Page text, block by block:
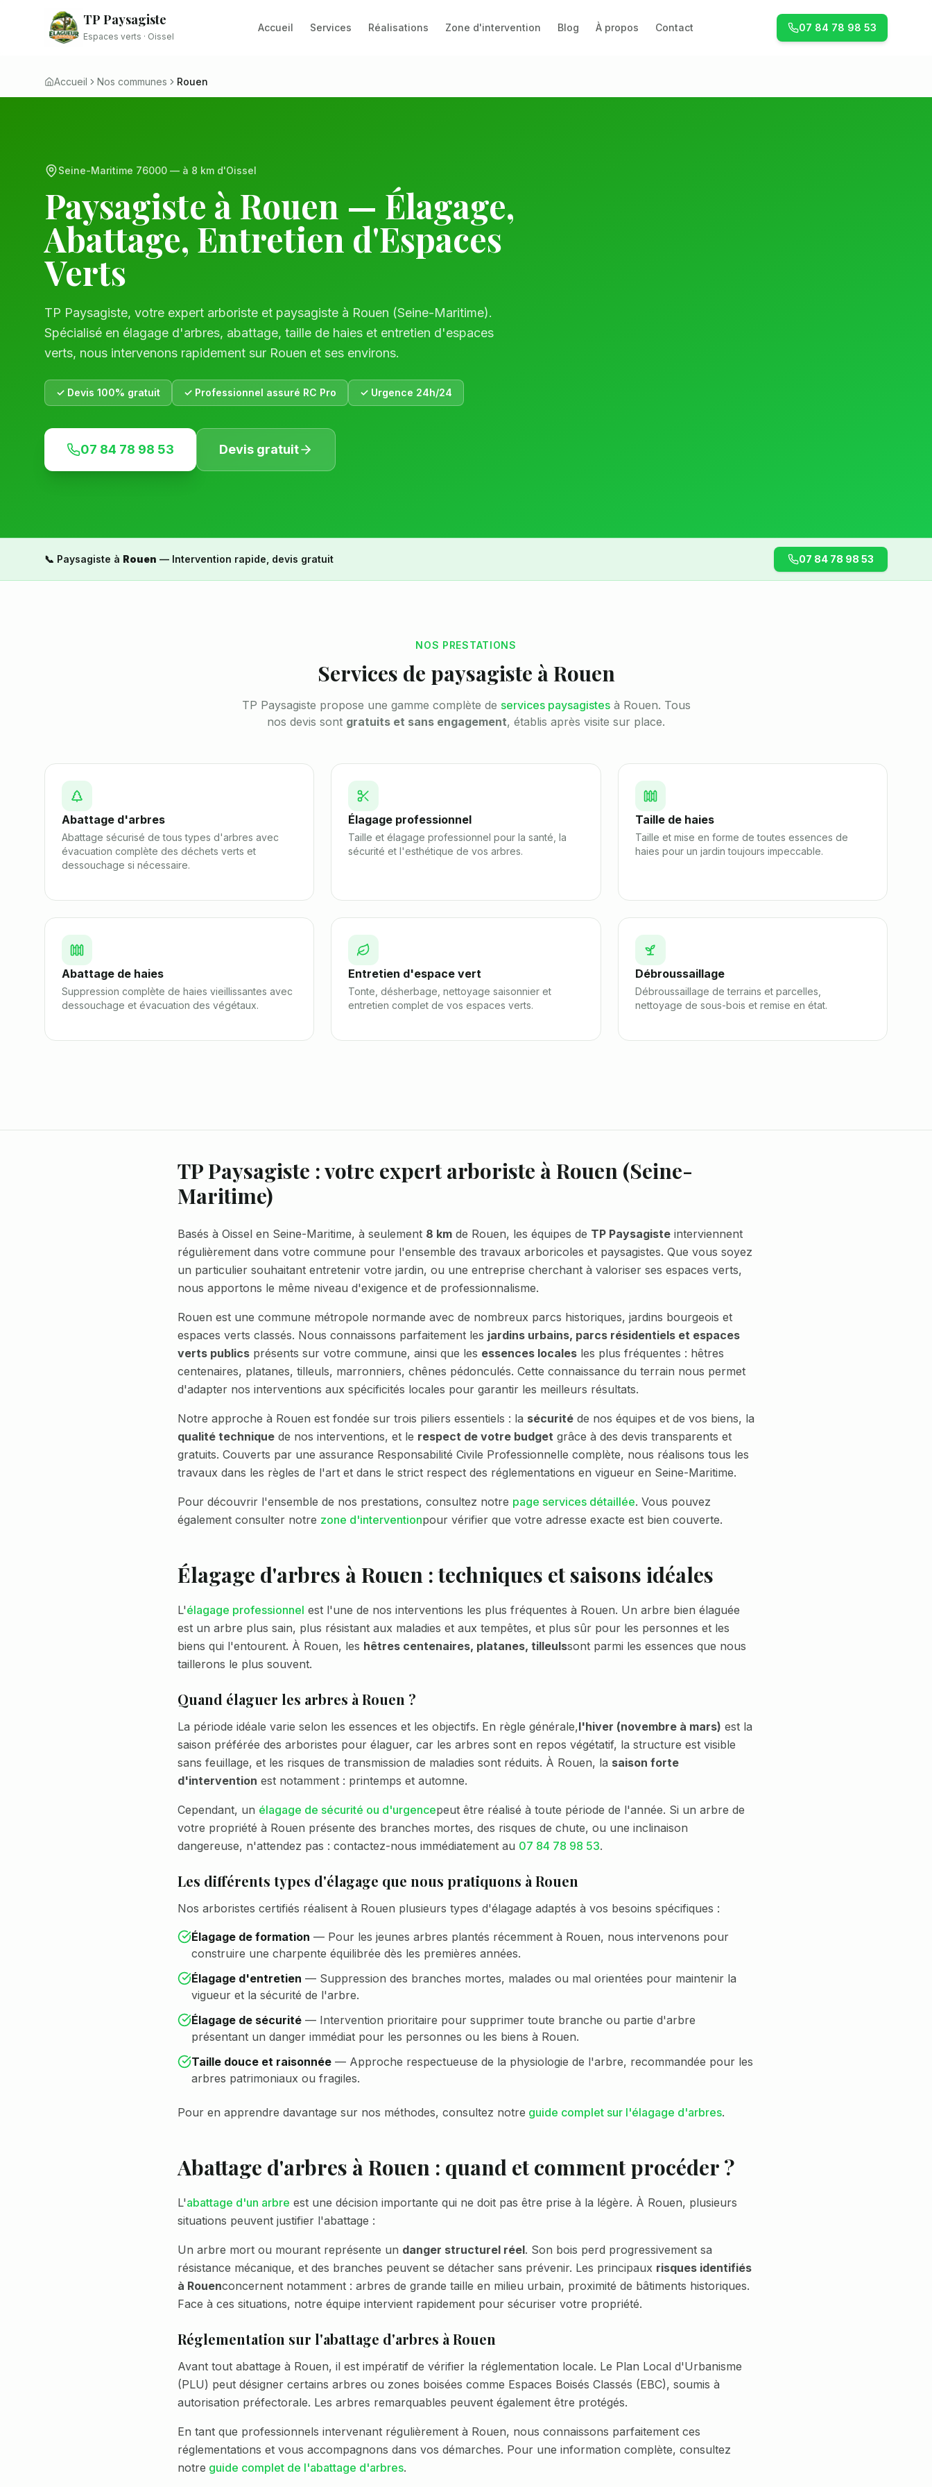
TP Paysagiste
Espaces verts · Oissel
Accueil Services Réalisations Zone d'intervention Blog À propos Contact 07 84 78 98 53
Accueil Nos communes Rouen
Seine-Maritime 76000 — à 8 km d'Oissel
Paysagiste à Rouen — Élagage,
Abattage, Entretien d'Espaces
Verts
TP Paysagiste, votre expert arboriste et paysagiste à Rouen (Seine-Maritime).
Spécialisé en élagage d'arbres, abattage, taille de haies et entretien d'espaces
verts, nous intervenons rapidement sur Rouen et ses environs.
✓ Devis 100% gratuit ✓ Professionnel assuré RC Pro ✓ Urgence 24h/24
07 84 78 98 53 Devis gratuit
📞 Paysagiste à Rouen — Intervention rapide, devis gratuit 07 84 78 98 53
NOS PRESTATIONS
Services de paysagiste àRouen
TP Paysagiste propose une gamme complète de services paysagistesà Rouen. Tous
nos devis sont gratuits et sans engagement, établis après visite sur place.
Abattage d'arbres
Abattage sécurisé de tous types d'arbres avec
évacuation complète des déchets verts et
dessouchage si nécessaire.
Élagage professionnel
Taille et élagage professionnel pour la santé, la
sécurité et l'esthétique de vos arbres.
Taille de haies
Taille et mise en forme de toutes essences de
haies pour un jardin toujours impeccable.
Abattage de haies
Suppression complète de haies vieillissantes avec
dessouchage et évacuation des végétaux.
Entretien d'espace vert
Tonte, désherbage, nettoyage saisonnier et
entretien complet de vos espaces verts.
Débroussaillage
Débroussaillage de terrains et parcelles,
nettoyage de sous-bois et remise en état.
TP Paysagiste : votre expert arboriste àRouen (Seine-
Maritime)
Basés à Oissel en Seine-Maritime, à seulement 8 km de Rouen, les équipes de TP Paysagiste interviennent
régulièrement dans votre commune pour l'ensemble des travaux arboricoles et paysagistes. Que vous soyez
un particulier souhaitant entretenir votre jardin, ou une entreprise cherchant à valoriser ses espaces verts,
nous apportons le même niveau d'exigence et de professionnalisme.
Rouen est une commune métropole normande avec de nombreux parcs historiques, jardins bourgeois et
espaces verts classés. Nous connaissons parfaitement les jardins urbains, parcs résidentiels et espaces
verts publics présents sur votre commune, ainsi que les essences locales les plus fréquentes : hêtres
centenaires, platanes, tilleuls, marronniers, chênes pédonculés. Cette connaissance du terrain nous permet
d'adapter nos interventions aux spécificités locales pour garantir les meilleurs résultats.
Notre approche à Rouen est fondée sur trois piliers essentiels : la sécurité de nos équipes et de vos biens, la
qualité technique de nos interventions, et le respect de votre budget grâce à des devis transparents et
gratuits. Couverts par une assurance Responsabilité Civile Professionnelle complète, nous réalisons tous les
travaux dans les règles de l'art et dans le strict respect des réglementations en vigueur en Seine-Maritime.
Pour découvrir l'ensemble de nos prestations, consultez notre page services détaillée. Vous pouvez
également consulter notre zone d'interventionpour vérifier que votre adresse exacte est bien couverte.
Élagage d'arbres àRouen : techniques et saisons idéales
L'élagage professionnel est l'une de nos interventions les plus fréquentes à Rouen. Un arbre bien élaguée
est un arbre plus sain, plus résistant aux maladies et aux tempêtes, et plus sûr pour les personnes et les
biens qui l'entourent. À Rouen, les hêtres centenaires, platanes, tilleulssont parmi les essences que nous
taillerons le plus souvent.
Quand élaguer les arbres à Rouen ?
La période idéale varie selon les essences et les objectifs. En règle générale,l'hiver (novembre à mars) est la
saison préférée des arboristes pour élaguer, car les arbres sont en repos végétatif, la structure est visible
sans feuillage, et les risques de transmission de maladies sont réduits. À Rouen, la saison forte
d'intervention est notamment : printemps et automne.
Cependant, un élagage de sécurité ou d'urgencepeut être réalisé à toute période de l'année. Si un arbre de
votre propriété à Rouen présente des branches mortes, des risques de chute, ou une inclinaison
dangereuse, n'attendez pas : contactez-nous immédiatement au 07 84 78 98 53.
Les différents types d'élagage que nous pratiquons à Rouen
Nos arboristes certifiés réalisent à Rouen plusieurs types d'élagage adaptés à vos besoins spécifiques :
Élagage de formation — Pour les jeunes arbres plantés récemment à Rouen, nous intervenons pour
construire une charpente équilibrée dès les premières années.
Élagage d'entretien — Suppression des branches mortes, malades ou mal orientées pour maintenir la
vigueur et la sécurité de l'arbre.
Élagage de sécurité — Intervention prioritaire pour supprimer toute branche ou partie d'arbre
présentant un danger immédiat pour les personnes ou les biens à Rouen.
Taille douce et raisonnée — Approche respectueuse de la physiologie de l'arbre, recommandée pour les
arbres patrimoniaux ou fragiles.
Pour en apprendre davantage sur nos méthodes, consultez notre guide complet sur l'élagage d'arbres.
Abattage d'arbres àRouen : quand et comment procéder ?
L'abattage d'un arbre est une décision importante qui ne doit pas être prise à la légère. À Rouen, plusieurs
situations peuvent justifier l'abattage :
Un arbre mort ou mourant représente un danger structurel réel. Son bois perd progressivement sa
résistance mécanique, et des branches peuvent se détacher sans prévenir. Les principaux risques identifiés
à Rouenconcernent notamment : arbres de grande taille en milieu urbain, proximité de bâtiments historiques.
Face à ces situations, notre équipe intervient rapidement pour sécuriser votre propriété.
Réglementation sur l'abattage d'arbres à Rouen
Avant tout abattage à Rouen, il est impératif de vérifier la réglementation locale. Le Plan Local d'Urbanisme
(PLU) peut désigner certains arbres ou zones boisées comme Espaces Boisés Classés (EBC), soumis à
autorisation préfectorale. Les arbres remarquables peuvent également être protégés.
En tant que professionnels intervenant régulièrement à Rouen, nous connaissons parfaitement ces
réglementations et vous accompagnons dans vos démarches. Pour une information complète, consultez
notre guide complet de l'abattage d'arbres.